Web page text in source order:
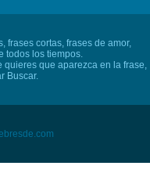
frases cortas, frases de amor,
todos los tiempos.
que aparezca en la frase,
Buscar.